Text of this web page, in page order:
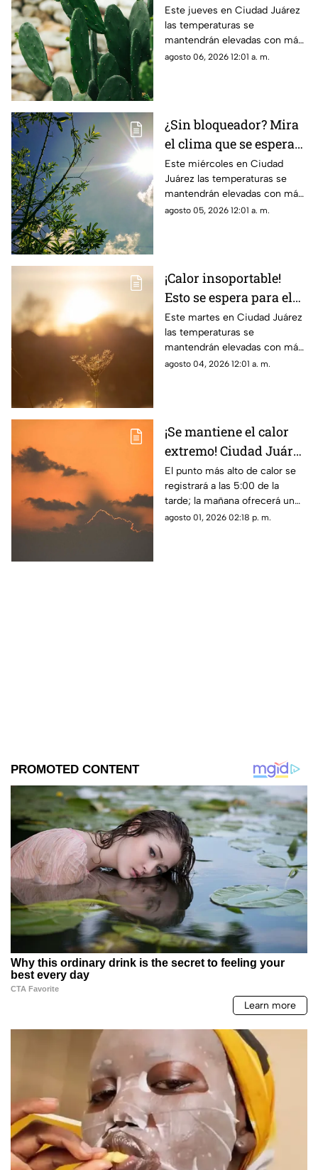
probabilidades de
lluvia para el clima de
hoy en Ciudad Juárez
Este jueves en Ciudad Juárez
las temperaturas se
mantendrán elevadas con más
de 40 grados y probabilidad de
agosto 06, 2026 12:01 a. m.
¿Sin bloqueador? Mira
el clima que se espera
para hoy, 5 de agosto,
en Ciudad Juárez
Este miércoles en Ciudad
Juárez las temperaturas se
mantendrán elevadas con más
de 40 grados
agosto 05, 2026 12:01 a. m.
¡Calor insoportable!
Esto se espera para el
clima de hoy en Ciudad
Juárez
Este martes en Ciudad Juárez
las temperaturas se
mantendrán elevadas con más
de 40 grados
agosto 04, 2026 12:01 a. m.
¡Se mantiene el calor
extremo! Ciudad Juárez
tendrá hasta 38 grados
en el clima de este
domingo
El punto más alto de calor se
registrará a las 5:00 de la
tarde; la mañana ofrecerá un
ambiente más fresco con 26
agosto 01, 2026 02:18 p. m.